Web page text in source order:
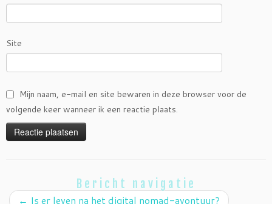
Site
Mijn naam, e-mail en site bewaren in deze browser voor de
volgende keer wanneer ik een reactie plaats.
Bericht navigatie
← Is er leven na het digital nomad-avontuur?